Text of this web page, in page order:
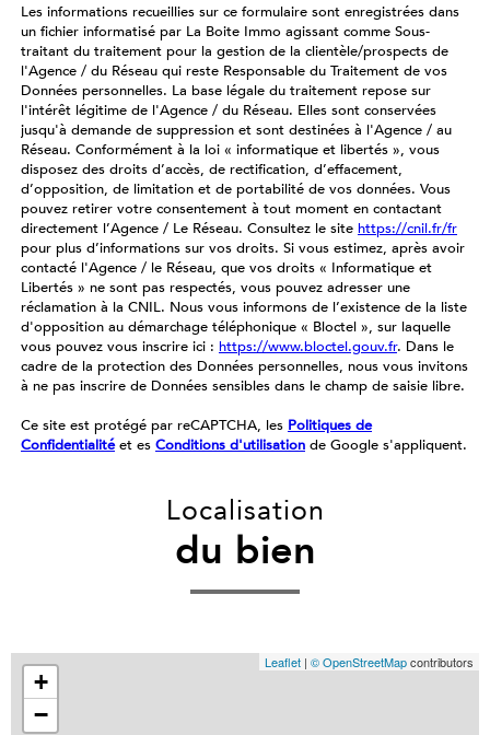
Les informations recueillies sur ce formulaire sont enregistrées dans
un fichier informatisé par La Boite Immo agissant comme Sous-
traitant du traitement pour la gestion de la clientèle/prospects de
l'Agence / du Réseau qui reste Responsable du Traitement de vos
Données personnelles. La base légale du traitement repose sur
l'intérêt légitime de l'Agence / du Réseau. Elles sont conservées
jusqu'à demande de suppression et sont destinées à l'Agence / au
Réseau. Conformément à la loi « informatique et libertés », vous
disposez des droits d’accès, de rectification, d’effacement,
d’opposition, de limitation et de portabilité de vos données. Vous
pouvez retirer votre consentement à tout moment en contactant
directement l’Agence / Le Réseau. Consultez le site https://cnil.fr/fr
pour plus d’informations sur vos droits. Si vous estimez, après avoir
contacté l'Agence / le Réseau, que vos droits « Informatique et
Libertés » ne sont pas respectés, vous pouvez adresser une
réclamation à la CNIL. Nous vous informons de l’existence de la liste
d'opposition au démarchage téléphonique « Bloctel », sur laquelle
vous pouvez vous inscrire ici : https://www.bloctel.gouv.fr. Dans le
cadre de la protection des Données personnelles, nous vous invitons
à ne pas inscrire de Données sensibles dans le champ de saisie libre.
Ce site est protégé par reCAPTCHA, les Politiques de
Confidentialitéet es Conditions d'utilisation de Google s'appliquent.
Localisation
du bien
+
−
Leaflet | © OpenStreetMapcontributors